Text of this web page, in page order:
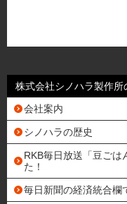
株式会社シノハラ製作所
会社案内
シノハラの歴史
RKB毎日放送「豆ごは
た！
毎日新聞の経済統合欄